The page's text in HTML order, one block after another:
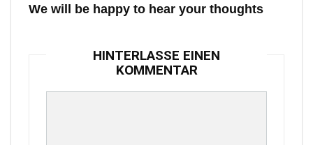
We will be happy to hear your thoughts
HINTERLASSE EINEN
KOMMENTAR